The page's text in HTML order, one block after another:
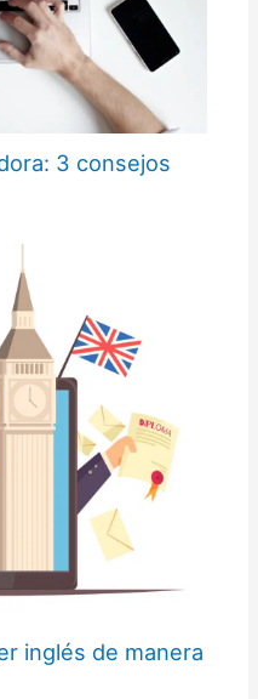
3 consejos
inglés de manera